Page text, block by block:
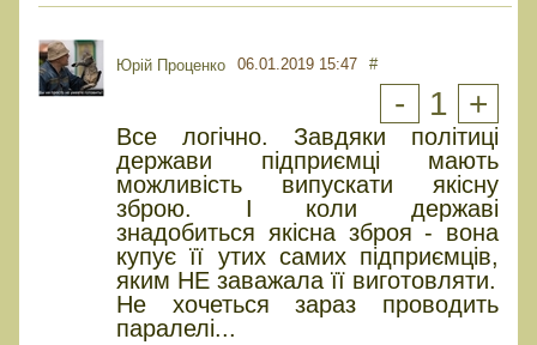
Юрiй Проценко 06.01.2019 15:47 #
- 1 +
Все логічно. Завдяки політиці
держави підприємці мають
можливість випускати якісну
зброю. І коли державі
знадобиться якісна зброя - вона
купує її утих самих підприємців,
яким НЕ заважала її виготовляти.
Не хочеться зараз проводить
паралелі...